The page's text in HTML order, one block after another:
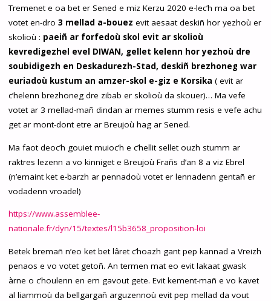
Tremenet e oa bet er Sened e miz Kerzu 2020 e-lec’h ma oa bet
votet en-dro 3 mellad a-bouez evit aesaat deskiñ hor yezhoù er
skolioù : paeiñ ar forfedoù skol evit ar skolioù
kevredigezhel evel DIWAN, gellet kelenn hor yezhoù dre
soubidigezh en Deskadurezh-Stad, deskiñ brezhoneg war
euriadoù kustum an amzer-skol e-giz e Korsika ( evit ar
c’helenn brezhoneg dre zibab er skolioù da skouer)… Ma vefe
votet ar 3 mellad-mañ dindan ar memes stumm resis e vefe achu
get ar mont-dont etre ar Breujoù hag ar Sened.
Ma faot deoc’h gouiet muioc’h e c’hellit sellet ouzh stumm ar
raktres lezenn a vo kinniget e Breujoù Frañs d’an 8 a viz Ebrel
(n’emaint ket e-barzh ar pennadoù votet er lennadenn gentañ er
vodadenn vroadel)
https://www.assemblee-
nationale.fr/dyn/15/textes/l15b3658_proposition-loi
Betek bremañ n’eo ket bet lâret c’hoazh gant pep kannad a Vreizh
penaos e vo votet getoñ. An termen mat eo evit lakaat gwask
àrne o c’houlenn en em gavout gete. Evit kement-mañ e vo kavet
al liammoù da bellgargañ arguzennoù evit pep mellad da vout